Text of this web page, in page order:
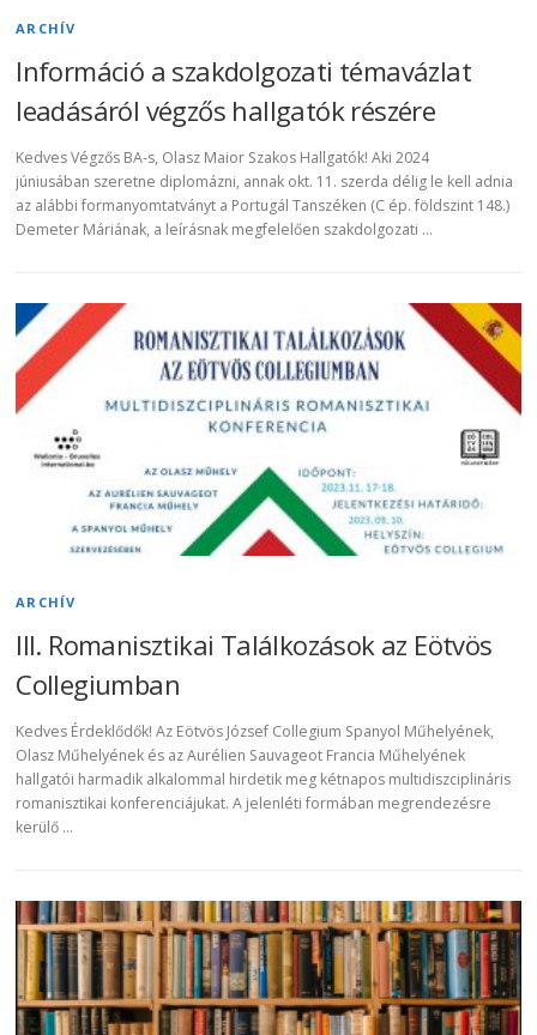
ARCHÍV
Információ a szakdolgozati témavázlat
leadásáról végzős hallgatók részére
Kedves Végzős BA-s, Olasz Maior Szakos Hallgatók! Aki 2024
júniusában szeretne diplomázni, annak okt. 11. szerda délig le kell adnia
az alábbi formanyomtatványt a Portugál Tanszéken (C ép. földszint 148.)
Demeter Máriának, a leírásnak megfelelően szakdolgozati …
ARCHÍV
III. Romanisztikai Találkozások az Eötvös
Collegiumban
Kedves Érdeklődők! Az Eötvös József Collegium Spanyol Műhelyének,
Olasz Műhelyének és az Aurélien Sauvageot Francia Műhelyének
hallgatói harmadik alkalommal hirdetik meg kétnapos multidiszciplináris
romanisztikai konferenciájukat. A jelenléti formában megrendezésre
kerülő …